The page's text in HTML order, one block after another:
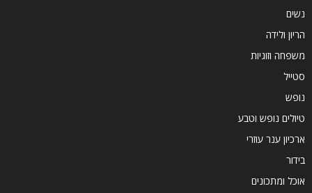
נשים
הריון ולידה
משפחה וזוגיות
סטייל
נופש
טיולים נופש וטבע
ארכיון ענר עוזרי
בידור
אוכל ומתכונים